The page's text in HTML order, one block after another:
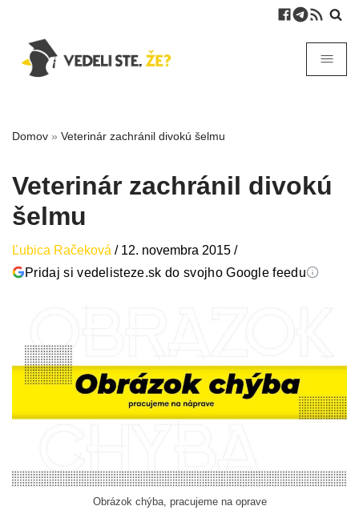
Domov » Veterinár zachránil divokú šelmu
Veterinár zachránil divokú
šelmu
Ľubica Račeková / 12. novembra 2015 /
Pridaj si vedelisteze.sk do svojho Google feedu
Obrázok chýba, pracujeme na oprave